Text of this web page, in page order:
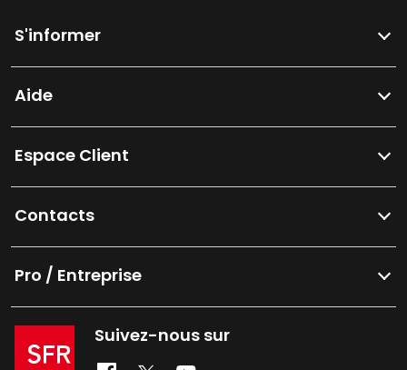
S'informer
Aide
Espace Client
Contacts
Pro / Entreprise
Suivez-nous sur